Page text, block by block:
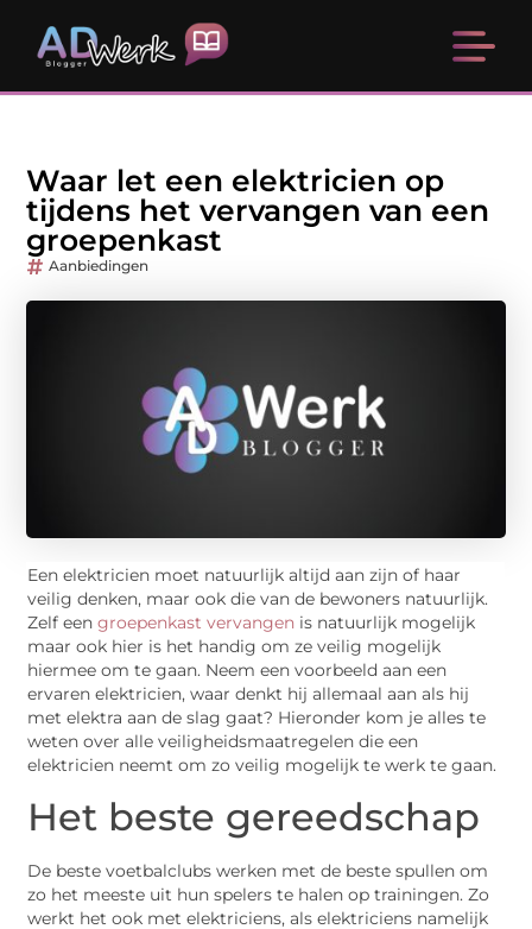
Waar let een elektricien op
tijdens het vervangen van een
groepenkast
Aanbiedingen
Een elektricien moet natuurlijk altijd aan zijn of haar
veilig denken, maar ook die van de bewoners natuurlijk.
Zelf eengroepenkast vervangen is natuurlijk mogelijk
maar ook hier is het handig om ze veilig mogelijk
hiermee om te gaan. Neem een voorbeeld aan een
ervaren elektricien, waar denkt hij allemaal aan als hij
met elektra aan de slag gaat? Hieronder kom je alles te
weten over alle veiligheidsmaatregelen die een
elektricien neemt om zo veilig mogelijk te werk te gaan.
Het beste gereedschap
De beste voetbalclubs werken met de beste spullen om
zo het meeste uit hun spelers te halen op trainingen. Zo
werkt het ook met elektriciens, als elektriciens namelijk